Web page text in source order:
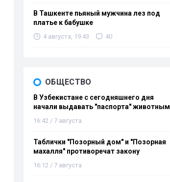
В Ташкенте пьяный мужчина лез под
платье к бабушке
4 августа, 19:43 40
ОБЩЕСТВО
В Узбекистане с сегодняшнего дня
начали выдавать "паспорта" животным
16:42 / 7 августа
Таблички "Позорный дом" и "Позорная
махалля" противоречат закону
16:12 / 7 августа